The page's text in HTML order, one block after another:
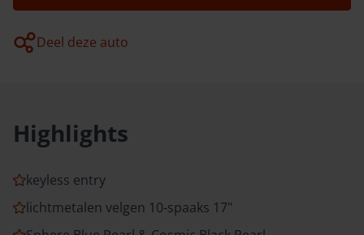
Deel deze auto
Highlights
keyless entry
lichtmetalen velgen 10-spaaks 17"